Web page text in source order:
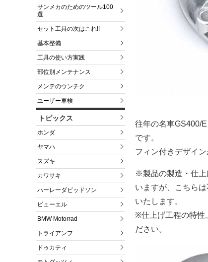
サンメカのためのツール100
選
セット工具の次はこれ!!
基本整備
工具の使い方実践
部位別メンテナンス
メンテのウンチク
ユーザー車検
トピックス
ホンダ
ヤマハ
スズキ
カワサキ
ハーレーダビッドソン
ビューエル
BMW Motorrad
トライアンフ
ドゥカティ
往年の名車GS400/
です。
フィン付きデザイ
※製品の製造・仕上
いますが、こちら
いたします。
※仕上げ工程の特性
ださい。